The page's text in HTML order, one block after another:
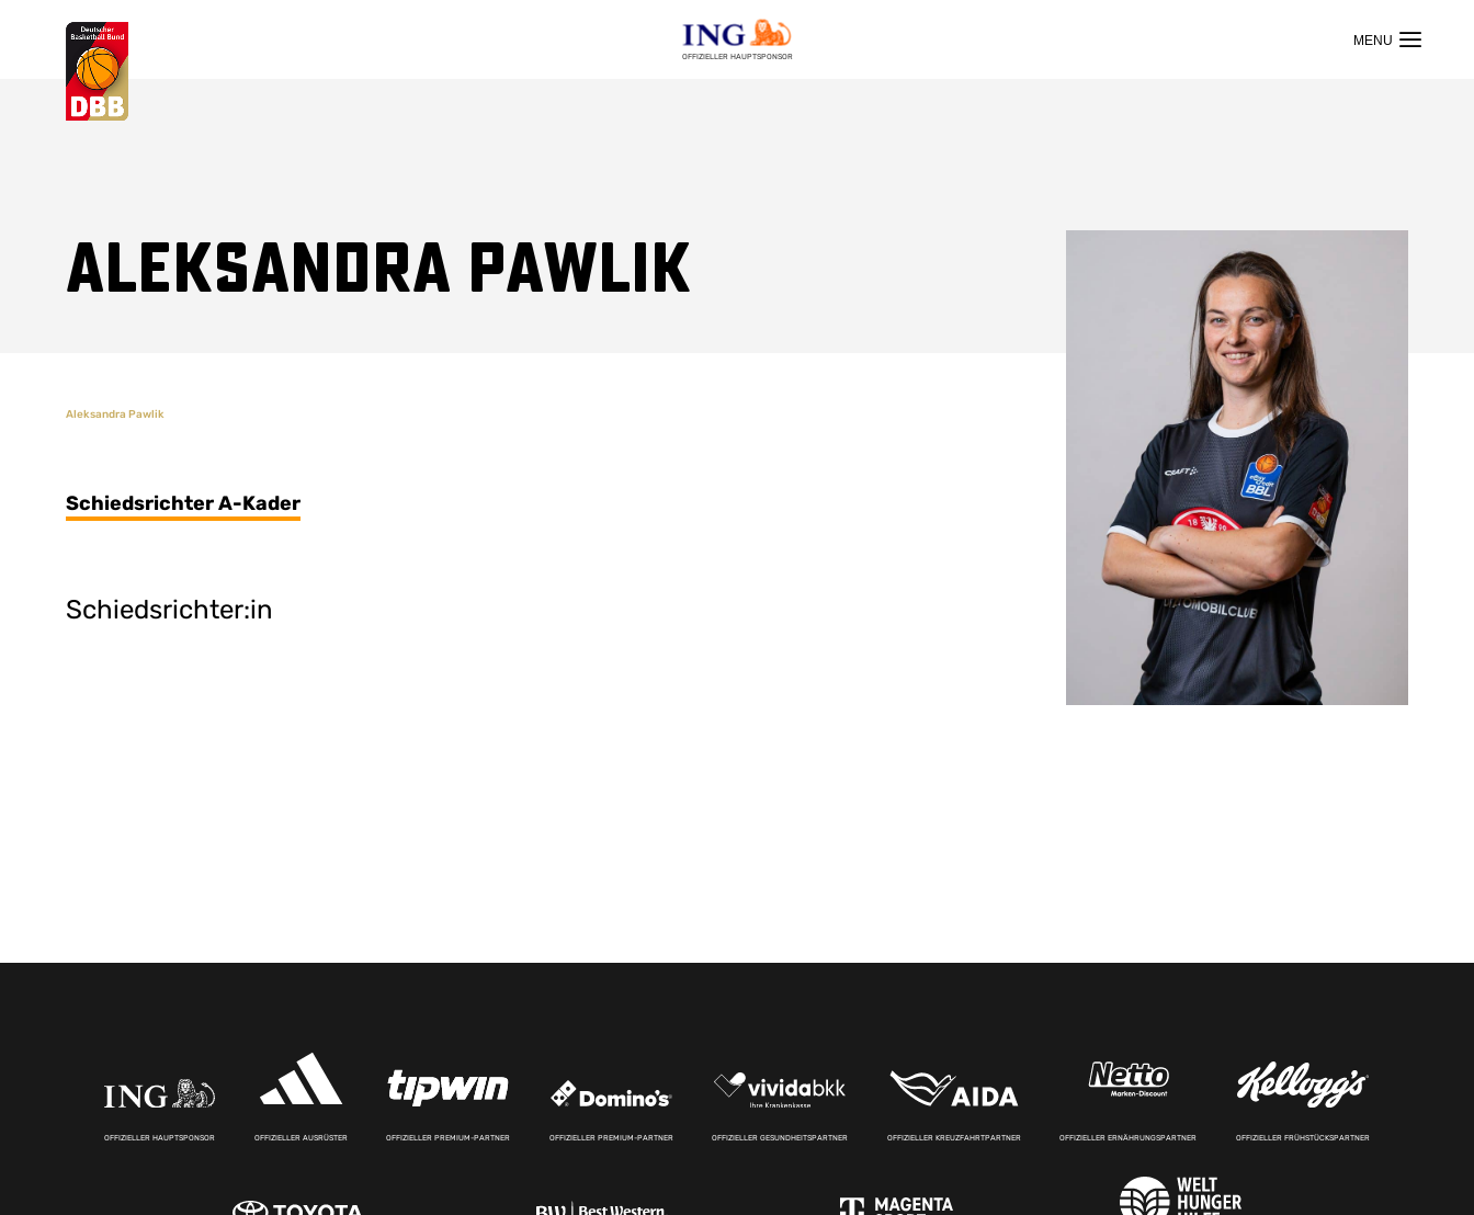
OFFIZIELLER HAUPTSPONSOR
Suchvorschläge
Aleksandra Pawlik
Aleksandra Pawlik
Schiedsrichter A-Kader
Schiedsrichter:in
OFFIZIELLER HAUPTSPONSOR OFFIZIELLER AUSRÜSTER OFFIZIELLER PREMIUM-PARTNER OFFIZIELLER PREMIUM-PARTNER OFFIZIELLER GESUNDHEITSPARTNER OFFIZIELLER KREUZFAHRTPARTNER OFFIZIELLER ERNÄHRUNGSPARTNER OFFIZIELLER FRÜHSTÜCKSPARTNER